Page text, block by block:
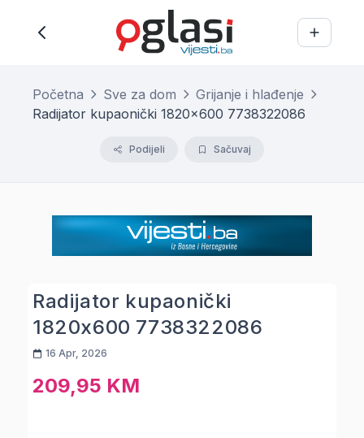
Početna Sve za dom
Grijanje i hlađenje
Radijator kupaonički 1820x600 7738322086
Podijeli Sačuvaj
Radijator kupaonički
1820x600 7738322086
16 Apr, 2026
209,95 KM